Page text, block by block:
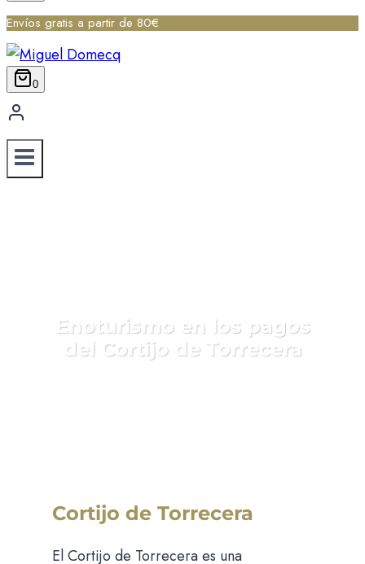
Envíos gratis a partir de 80€
0
Enoturismo en los pagos
del Cortijo de Torrecera
Cortijo de Torrecera
El Cortijo de Torrecera es una